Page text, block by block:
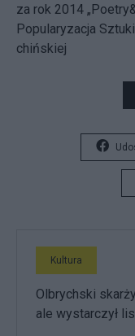
za rok 2014
Popularyzacja
chińskiej
Kultura
Olbrychski
ale wystarczył